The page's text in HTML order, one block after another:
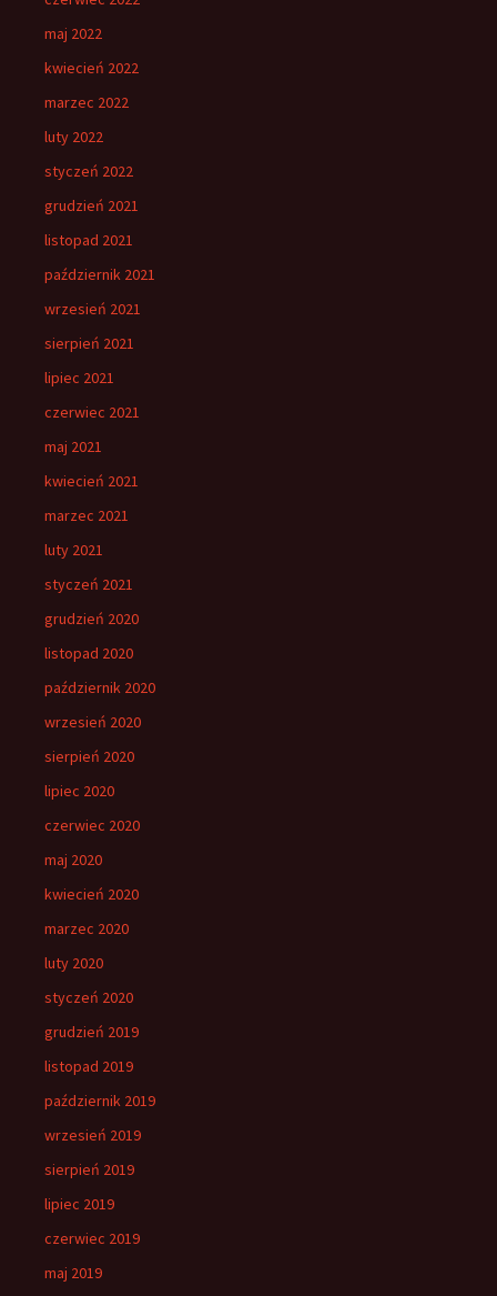
maj 2022
kwiecień 2022
marzec 2022
luty 2022
styczeń 2022
grudzień 2021
listopad 2021
październik 2021
wrzesień 2021
sierpień 2021
lipiec 2021
czerwiec 2021
maj 2021
kwiecień 2021
marzec 2021
luty 2021
styczeń 2021
grudzień 2020
listopad 2020
październik 2020
wrzesień 2020
sierpień 2020
lipiec 2020
czerwiec 2020
maj 2020
kwiecień 2020
marzec 2020
luty 2020
styczeń 2020
grudzień 2019
listopad 2019
październik 2019
wrzesień 2019
sierpień 2019
lipiec 2019
czerwiec 2019
maj 2019